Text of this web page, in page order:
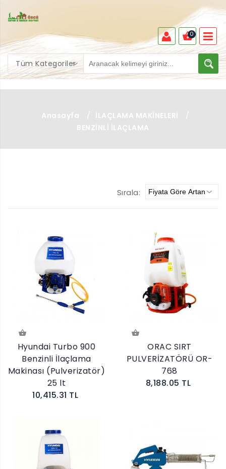
Tüm Kategoriler
0
Anasayfa / İLAÇLAMA MAKİNELERİ
/
BENZİNLİ İLAÇLAMA
Sırala:
Hyundai Turbo 900
Benzinli İlaçlama
Makinası (Pulverizatör)
25 lt
10,415.31 TL
ORAC SIRT
PULVERİZATÖRÜ OR-
768
8,188.05 TL